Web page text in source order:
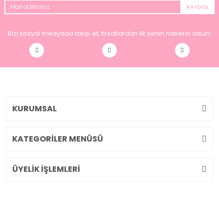
KAYDOL
Bizi sosyal medyada takip et, fırsatlardan ilk senin haberin olsun!
KURUMSAL
KATEGORİLER MENÜSÜ
ÜYELİK İŞLEMLERİ